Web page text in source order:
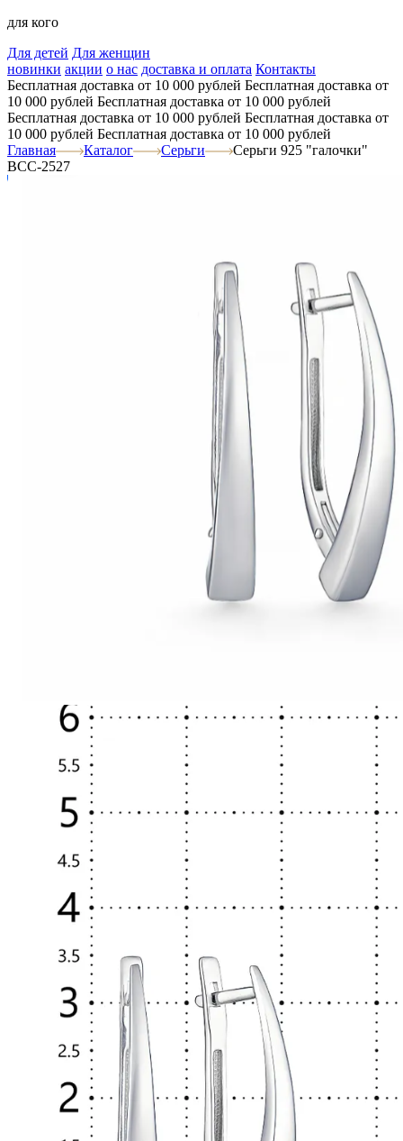
для кого
Для детей Для женщин
новинки акции о нас доставка и оплата Контакты
Бесплатная доставка от 10 000 рублей Бесплатная доставка от
10 000 рублей Бесплатная доставка от 10 000 рублей
Бесплатная доставка от 10 000 рублей Бесплатная доставка от
10 000 рублей Бесплатная доставка от 10 000 рублей
Главная
Каталог Серьги
Серьги 925 "галочки"
ВСС-2527